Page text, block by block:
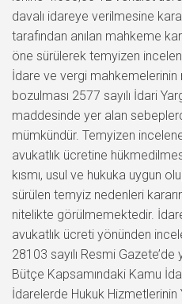
davalı idareye verilmesine
tarafından anılan mahkeme
öne sürülerek temyizen
İdare ve vergi mahkemelerinin
bozulması 2577 sayılı İdari
maddesinde yer alan
mümkündür. Temyizen
avukatlık ücretine
kısmı, usul ve hukuka uygun
sürülen temyiz nedenleri
nitelikte görülmemektedir.
avukatlık ücreti yönünden
28103 sayılı Resmi Gazete’de
Bütçe Kapsamındaki Kamu
İdarelerde Hukuk Hizmetlerinin